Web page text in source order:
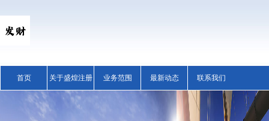
首页 关于盛煌注册 业务范围 最新动态 联系我们